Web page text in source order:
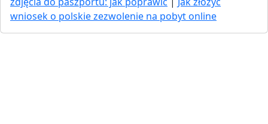
wniosek o polskie zezwolenie na pobyt online